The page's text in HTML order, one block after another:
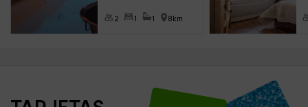
2 1 1 8km